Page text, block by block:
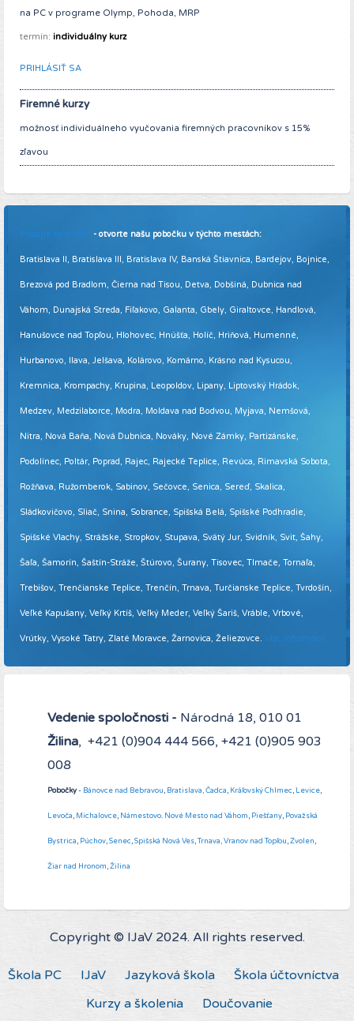
na PC v programe Olymp, Pohoda, MRP
termín: individuálny kurz
PRIHLÁSIŤ SA
Firemné kurzy
možnosť individuálneho vyučovania firemných pracovníkov s 15%
zľavou
Pridajte sa k nám - otvorte našu pobočku v týchto mestách:
Bratislava II, Bratislava III, Bratislava IV, Banská Štiavnica, Bardejov, Bojnice,
Brezová pod Bradlom, Čierna nad Tisou, Detva, Dobšiná, Dubnica nad
Váhom, Dunajská Streda, Fiľakovo, Galanta, Gbely, Giraltovce, Handlová,
Hanušovce nad Topľou, Hlohovec, Hnúšťa, Holíč, Hriňová, Humenné,
Hurbanovo, Ilava, Jelšava, Kolárovo, Komárno, Krásno nad Kysucou,
Kremnica, Krompachy, Krupina, Leopoldov, Lipany, Liptovský Hrádok,
Medzev, Medzilaborce, Modra, Moldava nad Bodvou, Myjava, Nemšová,
Nitra, Nová Baňa, Nová Dubnica, Nováky, Nové Zámky, Partizánske,
Podolínec, Poltár, Poprad, Rajec, Rajecké Teplice, Revúca, Rimavská Sobota,
Rožňava, Ružomberok, Sabinov, Sečovce, Senica, Sereď, Skalica,
Sládkovičovo, Sliač, Snina, Sobrance, Spišská Belá, Spišské Podhradie,
Spišské Vlachy, Strážske, Stropkov, Stupava, Svätý Jur, Svidník, Svit, Šahy,
Šaľa, Šamorín, Šaštín-Stráže, Štúrovo, Šurany, Tisovec, Tlmače, Tornaľa,
Trebišov, Trenčianske Teplice, Trenčín, Trnava, Turčianske Teplice, Tvrdošín,
Veľké Kapušany, Veľký Krtíš, Veľký Meder, Veľký Šariš, Vráble, Vrbové,
Vrútky, Vysoké Tatry, Zlaté Moravce, Žarnovica, Želiezovce. Viac informácií ...
Vedenie spoločnosti - Národná 18, 010 01
Žilina, +421 (0)904 444 566, +421 (0)905 903
008
Pobočky- Bánovce nad Bebravou, Bratislava,Čadca, Kráľovský Chlmec, Levice,
Levoča, Michalovce, Námestovo. Nové Mesto nad Váhom, Piešťany, Považská
Bystrica, Púchov,Senec,Spišská Nová Ves,Trnava,Vranov nad Topľou,Zvolen,
Žiar nad Hronom,Žilina
Copyright © IJaV 2024. All rights reserved.
Škola PC IJaV Jazyková škola
Škola účtovníctva
Kurzy a školenia
Doučovanie